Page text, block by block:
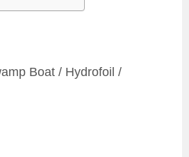
Boat / Hydrofoil /